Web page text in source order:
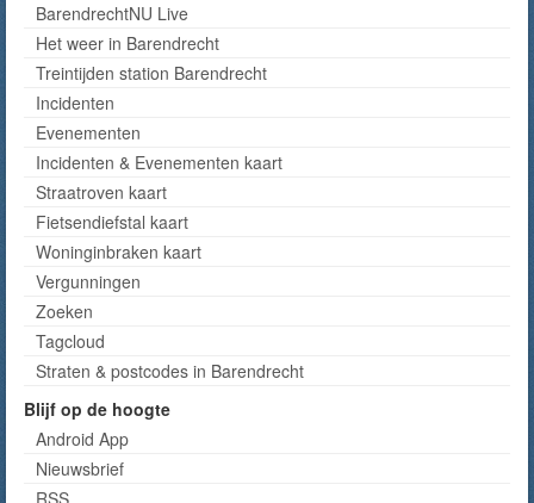
BarendrechtNU Live
Het weer in Barendrecht
Treintijden station Barendrecht
Incidenten
Evenementen
Incidenten & Evenementen kaart
Straatroven kaart
Fietsendiefstal kaart
Woninginbraken kaart
Vergunningen
Zoeken
Tagcloud
Straten & postcodes in Barendrecht
Blijf op de hoogte
Android App
Nieuwsbrief
RSS